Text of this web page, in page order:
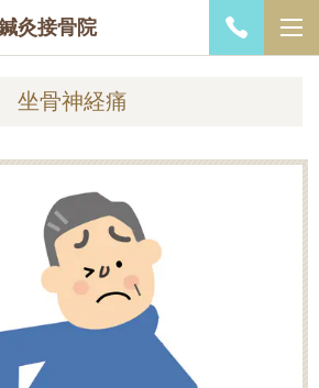
灸接骨院
坐骨神経痛